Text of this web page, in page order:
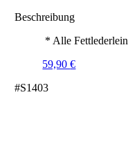
Beschreibung
* Alle
59,90€
#S1403